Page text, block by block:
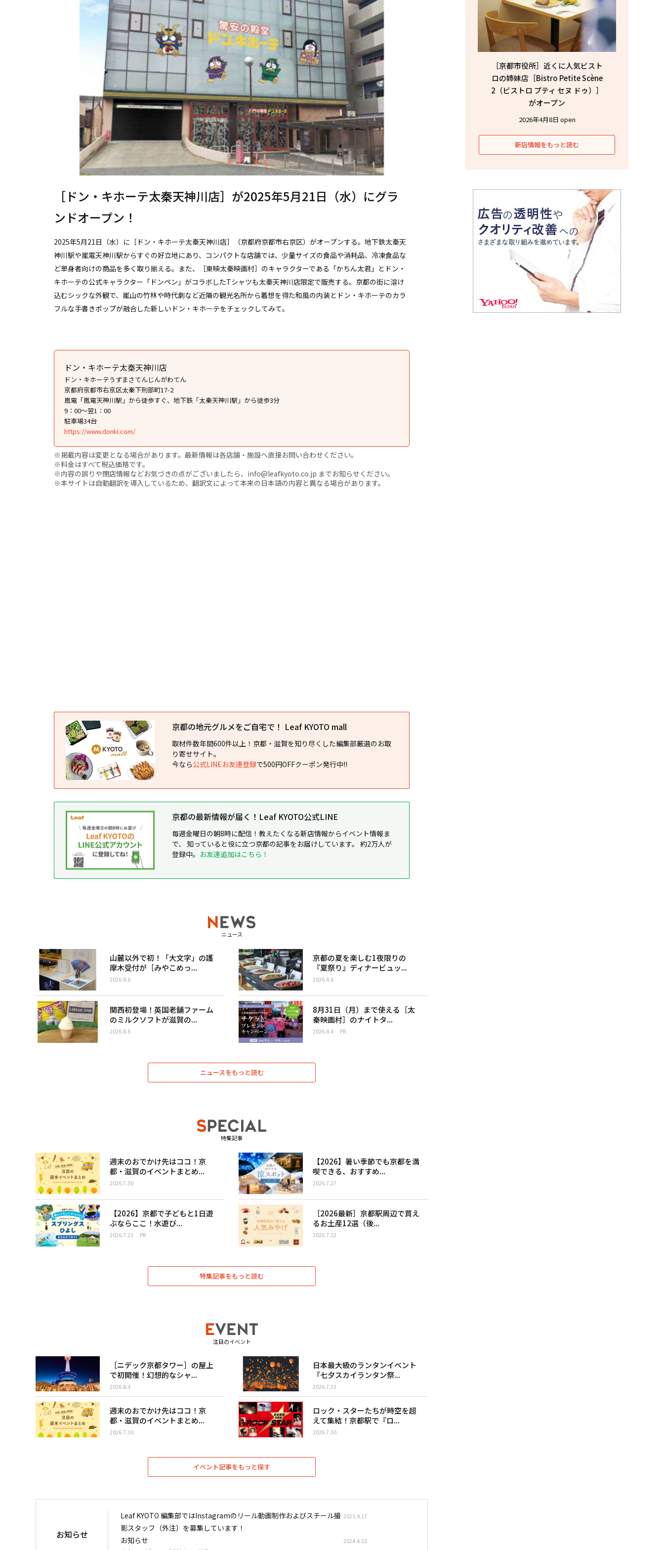
［ドン・キホーテ太秦天神川店］が2025年5月21日（水）にグラ
ンドオープン！
2025年5月21日（水）に［ドン・キホーテ太秦天神川店］（京都府京都市右京区）がオープンする。地下鉄太秦天
神川駅や嵐電天神川駅からすぐの好立地にあり、コンパクトな店舗では、少量サイズの食品や消耗品、冷凍食品な
ど単身者向けの商品を多く取り揃える。また、［東映太秦映画村］のキャラクターである「かちん太君」とドン・
キホーテの公式キャラクター「ドンペン」がコラボしたTシャツも太秦天神川店限定で販売する。京都の街に溶け
込むシックな外観で、嵐山の竹林や時代劇など近隣の観光名所から着想を得た和風の内装とドン・キホーテのカラ
フルな手書きポップが融合した新しいドン・キホーテをチェックしてみて。
ドン・キホーテ太秦天神川店
ドン・キホーテうずまさてんじんがわてん
京都府京都市右京区太秦下刑部町17-2
嵐電「嵐電天神川駅」から徒歩すぐ、地下鉄「太秦天神川駅」から徒歩3分
9：00～翌1：00
駐車場34台
https://www.donki.com/
※掲載内容は変更となる場合があります。最新情報は各店舗・施設へ直接お問い合わせください。
※料金はすべて税込価格です。
※内容の誤りや閉店情報などお気づきの点がございましたら、info@leafkyoto.co.jp までお知らせください。
※本サイトは自動翻訳を導入しているため、翻訳文によって本来の日本語の内容と異なる場合があります。
京都の地元グルメをご自宅で！ Leaf KYOTO mall
取材件数年間600件以上！京都・滋賀を知り尽くした編集部厳選のお取
り寄せサイト。
今なら公式LINEお友達登録で500円OFFクーポン発行中!!
京都の最新情報が届く！Leaf KYOTO公式LINE
毎週金曜日の朝8時に配信！教えたくなる新店情報からイベント情報ま
で、 知っていると役に立つ京都の記事をお届けしています。 約2万人が
登録中。 お友達追加はこちら！
ニュース
山麓以外で初！「大文字」の護
摩木受付が［みやこめっ...
2026.8.6
京都の夏を楽しむ1夜限りの
『夏祭り』ディナービュッ...
2026.8.6
関西初登場！英国老舗ファーム
のミルクソフトが滋賀の...
2026.8.6
8月31日（月）まで使える［太
秦映画村］のナイトタ...
2026.8.4 PR
ニュースをもっと読む
特集記事
週末のおでかけ先はココ！京
都・滋賀のイベントまとめ...
2026.7.30
【2026】暑い季節でも京都を満
喫できる、おすすめ...
2026.7.27
【2026】京都で子どもと1日遊
ぶならここ！水遊び...
2026.7.23 PR
［2026最新］京都駅周辺で買え
るお土産12選（後...
2026.7.22
特集記事をもっと読む
注目のイベント
［ニデック京都タワー］の屋上
で初開催！幻想的なシャ...
2026.8.4
日本最大級のランタンイベント
『七夕スカイランタン祭...
2026.7.31
週末のおでかけ先はココ！京
都・滋賀のイベントまとめ...
2026.7.30
ロック・スターたちが時空を超
えて集結！京都駅で『ロ...
2026.7.30
イベント記事をもっと探す
［京都市役所］近くに人気ビスト
ロの姉妹店［Bistro Petite Scène
2（ビストロ プティ セヌ ドゥ）］
がオープン
2026年4月8日 open
新店情報をもっと読む
お知らせ
Leaf KYOTO 編集部ではInstagramのリール動画制作およびスチール撮
影スタッフ（外注）を募集しています！
2025.9.17
お知らせ 2024.4.22